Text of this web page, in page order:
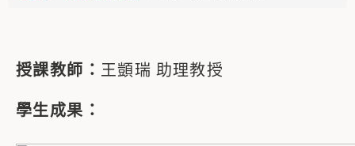
授課教師： 王顗瑞 助理教授
學生成果：